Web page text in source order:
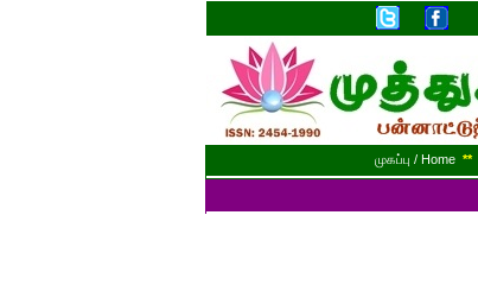
முகப்பு / Home **